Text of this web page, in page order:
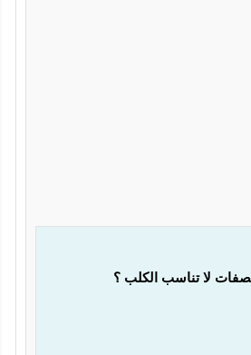
لا تناسب الكلب ؟